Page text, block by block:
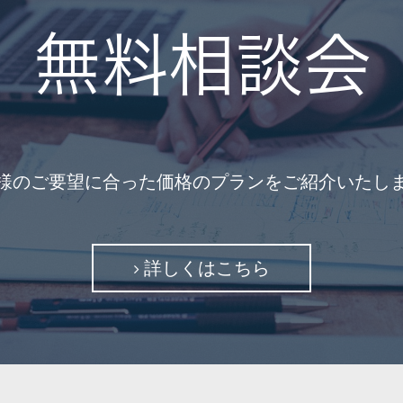
無料相談会
のご要望に合った価格のプランをご紹介いたし
詳しくはこちら